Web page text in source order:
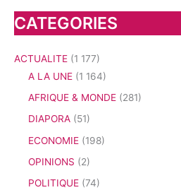
CATEGORIES
ACTUALITE (1 177)
A LA UNE (1 164)
AFRIQUE & MONDE (281)
DIAPORA (51)
ECONOMIE (198)
OPINIONS (2)
POLITIQUE (74)